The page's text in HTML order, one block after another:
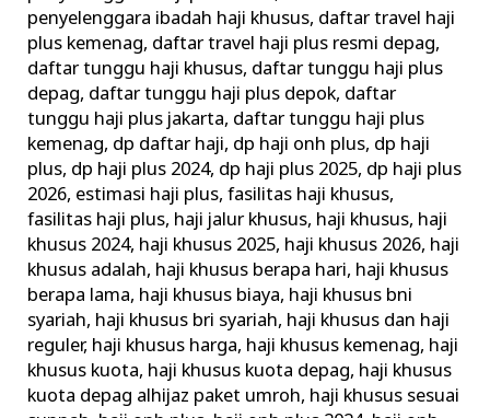
penyelenggara ibadah haji khusus, daftar travel haji
plus kemenag, daftar travel haji plus resmi depag,
daftar tunggu haji khusus, daftar tunggu haji plus
depag, daftar tunggu haji plus depok, daftar
tunggu haji plus jakarta, daftar tunggu haji plus
kemenag, dp daftar haji, dp haji onh plus, dp haji
plus, dp haji plus 2024, dp haji plus 2025, dp haji plus
2026, estimasi haji plus,fasilitas haji khusus,
fasilitas haji plus, haji jalur khusus, haji khusus, haji
khusus 2024, haji khusus 2025, haji khusus 2026, haji
khusus adalah, haji khusus berapa hari, haji khusus
berapa lama, haji khusus biaya, haji khusus bni
syariah, haji khusus bri syariah, haji khusus dan haji
reguler, haji khusus harga, haji khusus kemenag, haji
khusus kuota, haji khusus kuota depag, haji khusus
kuota depag alhijaz paket umroh, haji khusus sesuai